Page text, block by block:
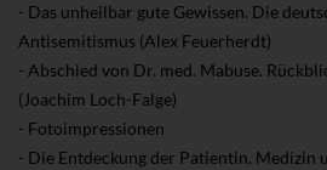
- Das unheilbar gute Gewissen. Die
Antisemitismus (Alex Feuerherdt)
- Abschied von Dr. med. Mabuse.
(Joachim Loch-Falge)
- Fotoimpressionen
- Die Entdeckung der Patientin. Medizin